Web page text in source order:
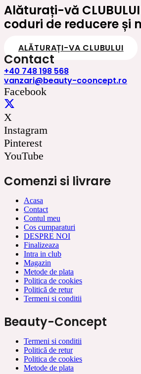
210.00 lei.
Alăturați-vă
coduri de reducere și
ALĂTURAȚI-VA CLUBULUI
Contact
+40 748 198 568
vanzari@beauty-cooncept.ro
Facebook
X
Instagram
Pinterest
YouTube
Comenzi si livrare
Acasa
Contact
Contul meu
Cos cumparaturi
DESPRE NOI
Finalizeaza
Intra in club
Magazin
Metode de plata
Politica de cookies
Politică de retur
Termeni si conditii
Beauty-Concept
Termeni si conditii
Politică de retur
Politica de cookies
Metode de plata